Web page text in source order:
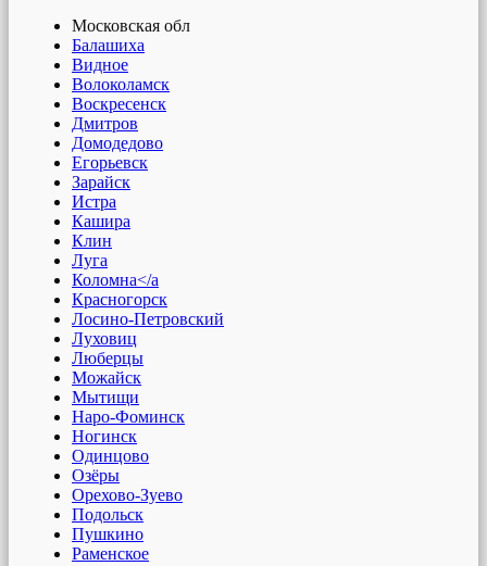
Московская обл
Балашиха
Видное
Волоколамск
Воскресенск
Дмитров
Домодедово
Егорьевск
Зарайск
Истра
Кашира
Клин
Луга
Коломна</a
Красногорск
Лосино-Петровский
Луховиц
Люберцы
Можайск
Мытищи
Наро-Фоминск
Ногинск
Одинцово
Озёры
Орехово-Зуево
Подольск
Пушкино
Раменское